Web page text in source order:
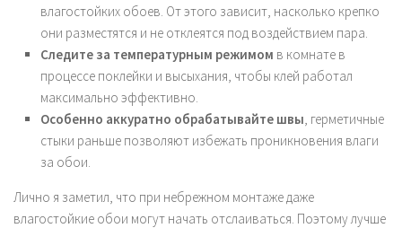
влагостойких обоев. От этого зависит, насколько крепко
они разместятся и не отклеятся под воздействием пара.
Следите за температурным режимом в комнате в
процессе поклейки и высыхания, чтобы клей работал
максимально эффективно.
Особенно аккуратно обрабатывайте швы, герметичные
стыки раньше позволяют избежать проникновения влаги
за обои.
Лично я заметил, что при небрежном монтаже даже
влагостойкие обои могут начать отслаиваться. Поэтому лучше